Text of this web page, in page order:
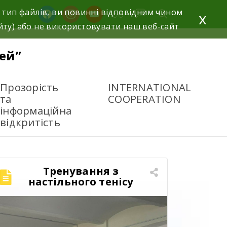
Прозорість
та
інформаційна
відкритість
INTERNATIONAL
COOPERATION
Тренування з
настільного тенісу
файлів, ви повинні відповідним чином
або не використовувати наш веб-сайт
x